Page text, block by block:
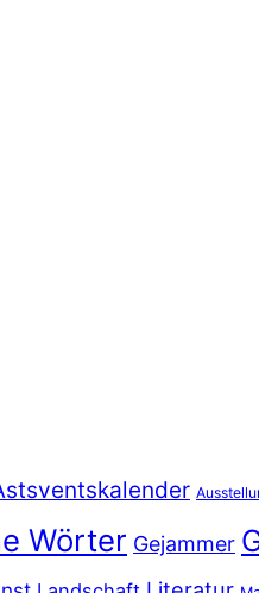
Wörter Gejammer